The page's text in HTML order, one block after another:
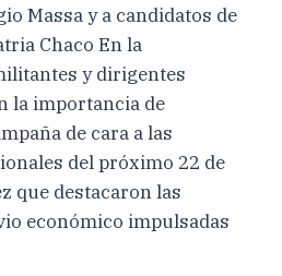
Massa y a candidatos de
Chaco En la
y dirigentes
la importancia de
de cara a las
del próximo 22 de
que destacaron las
económico impulsadas